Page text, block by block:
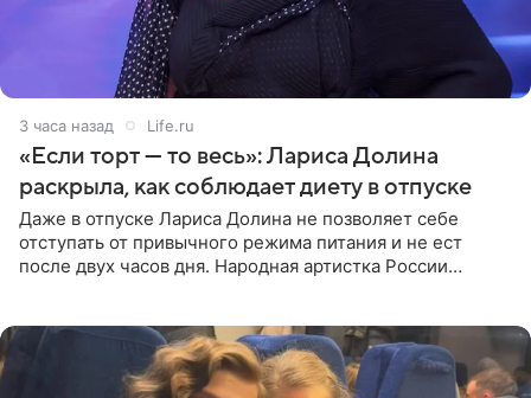
3 часа назад Life.ru
«Если торт — то весь»: Лариса Долина
раскрыла, как соблюдает диету в отпуске
Даже в отпуске Лариса Долина не позволяет себе
отступать от привычного режима питания и не ест
после двух часов дня. Народная артистка России